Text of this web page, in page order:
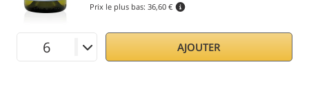
Prix le plus bas: 36,60 €
AJOUTER